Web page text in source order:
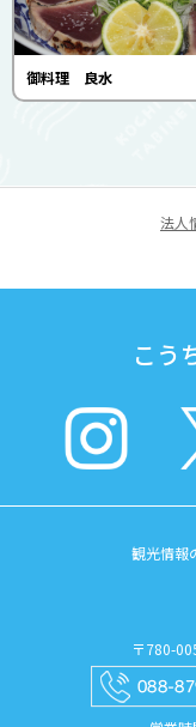
御料理 良水
法人
こう
観光情報
〒780-